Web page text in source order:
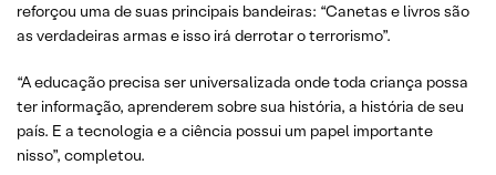
reforçou uma de suas principais bandeiras: “Canetas e livros são
as verdadeiras armas e isso irá derrotar o terrorismo”.
“A educação precisa ser universalizada onde toda criança possa
ter informação, aprenderem sobre sua história, a história de seu
país. E a tecnologia e a ciência possui um papel importante
nisso”, completou.